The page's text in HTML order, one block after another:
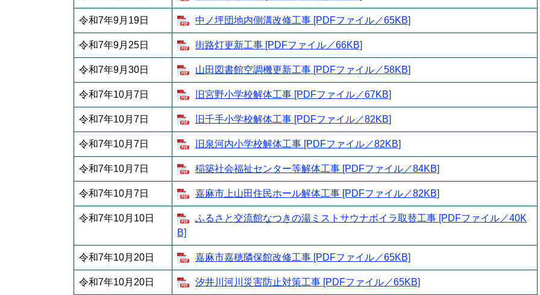
令和7年9月19日 中ノ坪団地内側溝改修工事 [PDFファイル／65KB]
令和7年9月25日 街路灯更新工事 [PDFファイル／66KB]
令和7年9月30日 山田図書館空調機更新工事 [PDFファイル／58KB]
令和7年10月7日 旧宮野小学校解体工事 [PDFファイル／67KB]
令和7年10月7日 旧千手小学校解体工事 [PDFファイル／82KB]
令和7年10月7日 旧泉河内小学校解体工事 [PDFファイル／82KB]
令和7年10月7日 稲築社会福祉センター等解体工事 [PDFファイル／84KB]
令和7年10月7日 嘉麻市上山田住民ホール解体工事 [PDFファイル／82KB]
令和7年10月10日
ふるさと交流館なつきの湯ミストサウナボイラ取替工事 [PDFファイル／40K
B]
令和7年10月20日 嘉麻市嘉穂隣保館改修工事 [PDFファイル／65KB]
令和7年10月20日 汐井川河川災害防止対策工事 [PDFファイル／65KB]